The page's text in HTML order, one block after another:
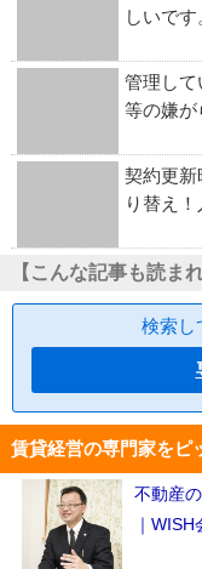
しいです
管理して
等の嫌が
契約更新
り替え
【こんな記事も読ま
検索し
賃貸経営の専門家をピ
不動産
｜